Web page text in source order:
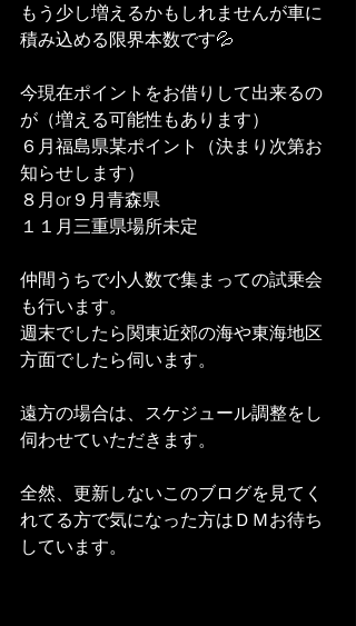
もう少し増えるかもしれませんが車に
積み込める限界本数です💦
今現在ポイントをお借りして出来るの
が（増える可能性もあります）
６月福島県某ポイント（決まり次第お
知らせします）
８月or９月青森県
１１月三重県場所未定
仲間うちで小人数で集まっての試乗会
も行います。
週末でしたら関東近郊の海や東海地区
方面でしたら伺います。
遠方の場合は、スケジュール調整をし
伺わせていただきます。
全然、更新しないこのブログを見てく
れてる方で気になった方はＤＭお待ち
しています。